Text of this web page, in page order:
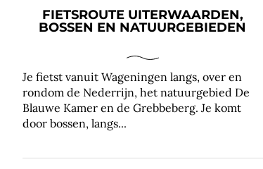
FIETSROUTE UITERWAARDEN,
BOSSEN EN NATUURGEBIEDEN
Je fietst vanuit Wageningen langs, over en
rondom de Nederrijn, het natuurgebied De
Blauwe Kamer en de Grebbeberg. Je komt
door bossen, langs...